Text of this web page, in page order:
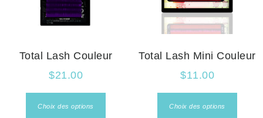
Total Lash Couleur
$21.00
Choix des options
Total Lash Mini Couleur
$11.00
Choix des options